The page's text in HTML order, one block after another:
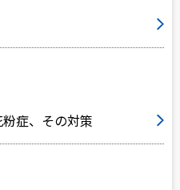
症、その対策